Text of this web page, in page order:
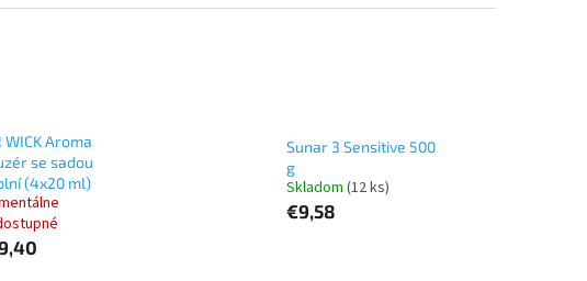
WICK Aroma
se sadou
(4x20 ml)
Sunar 3 Sensitive 500
g
Skladom (12 ks)
€9,58